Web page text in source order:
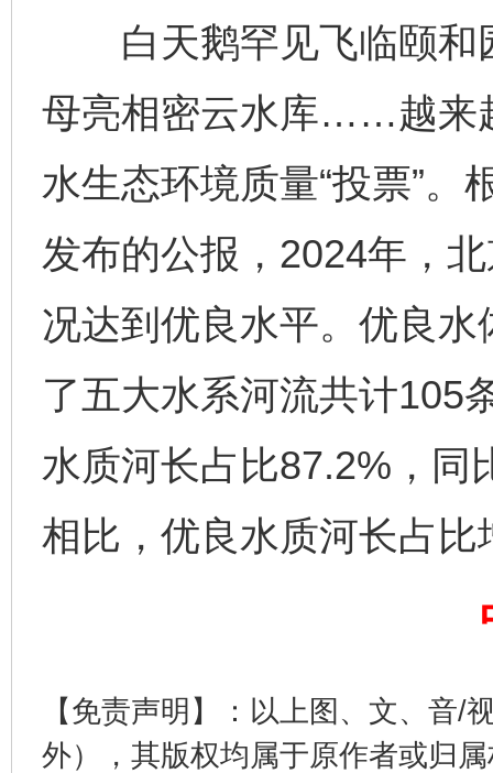
白天鹅罕见飞临颐和
母亮相密云水库……越来
水生态环境质量“投票”
发布的公报，2024年，
况达到优良水平。优良
了五大水系河流共计105
水质河长占比87.2%，同
相比，优良水质河长占比
【免责声明】：以上图、文、音/
外），其版权均属于原作者或归